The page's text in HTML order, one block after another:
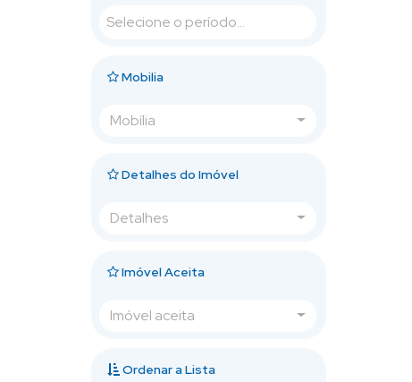
Mobilia
Mobília
Detalhes do Imóvel
Detalhes
Imóvel Aceita
Imóvel aceita
Ordenar a Lista